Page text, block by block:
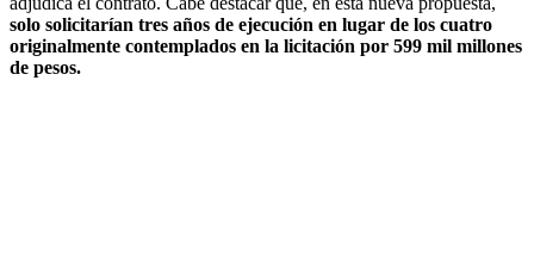
solo solicitarían tres años de ejecución en lugar de los cuatro
originalmente contemplados en la licitación por 599 mil millones
de pesos.